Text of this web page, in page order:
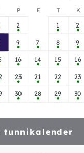
P E T K
2
9
16
23
30
1 2
7 8 9
14 15 16
21 22 23
28 29 30
tunnikalender